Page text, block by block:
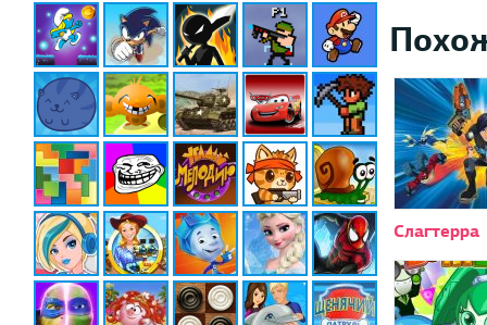
Слагтерра